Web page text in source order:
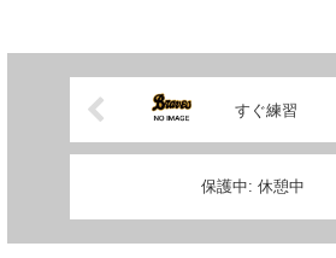
すぐ練習
保護中: 休憩中